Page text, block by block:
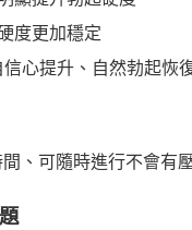
度更加穩定
心提升、自然勃起恢
、可隨時進行不會有